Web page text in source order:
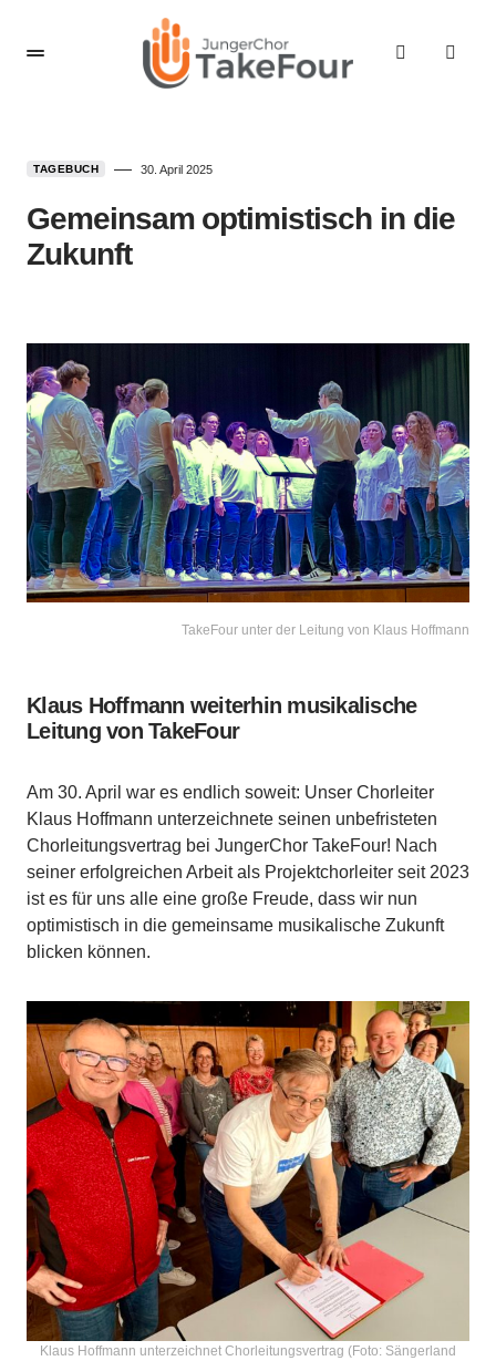
TAGEBUCH 30. April 2025
Gemeinsam optimistisch in die
Zukunft
TakeFour unter der Leitung von Klaus Hoffmann
Klaus Hoffmann weiterhin musikalische
Leitung von TakeFour
Am 30. April war es endlich soweit: Unser Chorleiter
Klaus Hoffmann unterzeichnete seinen unbefristeten
Chorleitungsvertrag bei JungerChor TakeFour! Nach
seiner erfolgreichen Arbeit als Projektchorleiter seit 2023
ist es für uns alle eine große Freude, dass wir nun
optimistisch in die gemeinsame musikalische Zukunft
blicken können.
Klaus Hoffmann unterzeichnet Chorleitungsvertrag (Foto: Sängerland